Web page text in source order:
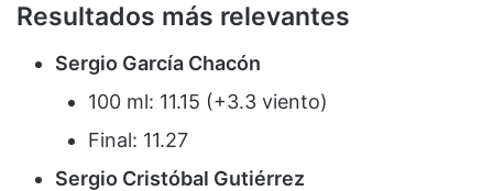
Resultados más relevantes
Sergio García Chacón
100 ml: 11.15 (+3.3 viento)
Final: 11.27
Sergio Cristóbal Gutiérrez